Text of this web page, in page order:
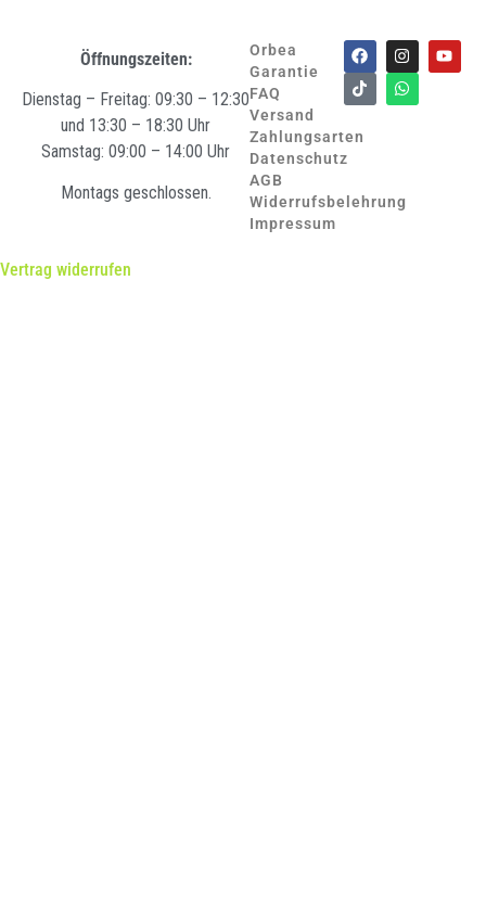
Öffnungszeiten:
Dienstag – Freitag: 09:30 – 12:30
und 13:30 – 18:30 Uhr
Samstag: 09:00 – 14:00 Uhr
Montags geschlossen.
Orbea
Garantie
FAQ
Versand
Zahlungsarten
Datenschutz
AGB
Widerrufsbelehrung
Impressum
Vertrag widerrufen